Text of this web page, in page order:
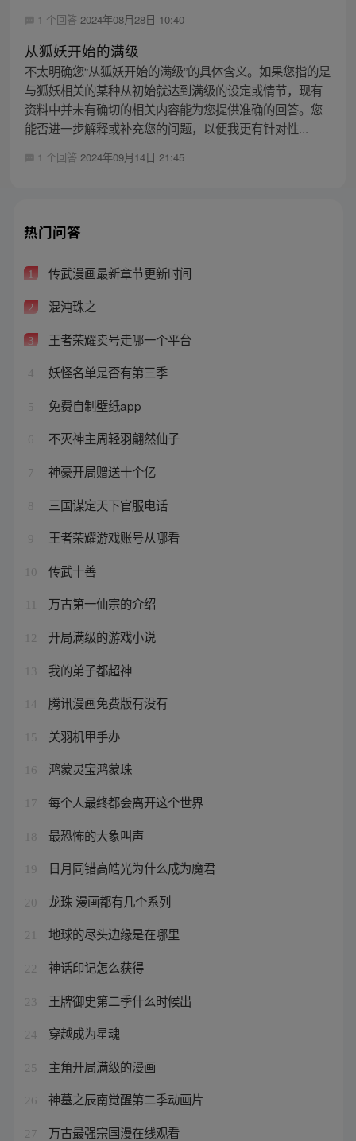
1 个回答 2024年08月28日 10:40
从狐妖开始的满级
不太明确您“从狐妖开始的满级”的具体含义。如果您指的是
与狐妖相关的某种从初始就达到满级的设定或情节，现有
资料中并未有确切的相关内容能为您提供准确的回答。您
能否进一步解释或补充您的问题，以便我更有针对性...
1 个回答 2024年09月14日 21:45
热门问答
1 传武漫画最新章节更新时间
2 混沌珠之
3 王者荣耀卖号走哪一个平台
4 妖怪名单是否有第三季
5 免费自制壁纸app
6 不灭神主周轻羽翩然仙子
7 神豪开局赠送十个亿
8 三国谋定天下官服电话
9 王者荣耀游戏账号从哪看
10 传武十善
万古第一仙宗的介绍
12 开局满级的游戏小说
13 我的弟子都超神
14 腾讯漫画免费版有没有
15 关羽机甲手办
16 鸿蒙灵宝鸿蒙珠
17 每个人最终都会离开这个世界
18 最恐怖的大象叫声
19 日月同错高皓光为什么成为魔君
20 龙珠 漫画都有几个系列
21 地球的尽头边缘是在哪里
22 神话印记怎么获得
23 王牌御史第二季什么时候出
24 穿越成为星魂
25 主角开局满级的漫画
26 神墓之辰南觉醒第二季动画片
27 万古最强宗国漫在线观看